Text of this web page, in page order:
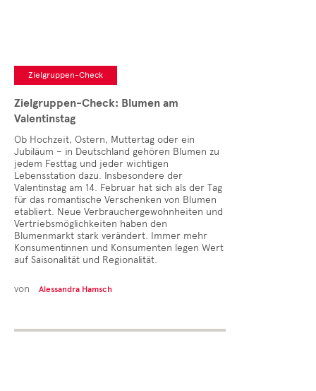
Zielgruppen-Check
Zielgruppen-Check: Blumen am
Valentinstag
Ob Hochzeit, Ostern, Muttertag oder ein
Jubiläum – in Deutschland gehören Blumen zu
jedem Festtag und jeder wichtigen
Lebensstation dazu. Insbesondere der
Valentinstag am 14. Februar hat sich als der Tag
für das romantische Verschenken von Blumen
etabliert. Neue Verbrauchergewohnheiten und
Vertriebsmöglichkeiten haben den
Blumenmarkt stark verändert. Immer mehr
Konsumentinnen und Konsumenten legen Wert
auf Saisonalität und Regionalität.
von Alessandra Hamsch